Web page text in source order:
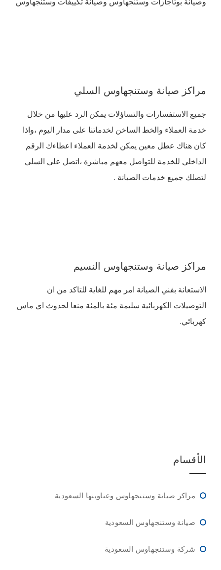
مراكز صيانة وستنجهاوس السلي
جميع الاستفسارات والتساؤلات يمكن الرد عليها من خلال
خدمة العملاء والخط الساخن لخدماتنا على مدار اليوم ،واذا
كان هناك عطل معين يمكن لخدمة العملاء اعطاءك الرقم
الداخلي للخدمة للتواصل معهم مباشرة ،اتصل على السلي
لتصلك جميع خدمات الصيانة .
مراكز صيانة وستنجهاوس النسيم
الاستعانة بفني الصيانة امر مهم للغاية للتاكد من ان
التوصيلات الكهربائية سليمة مئة بالمئة منعا لحدوث اي ماس
كهربائي.
الأقسام
مراكز صيانة وستنجهاوس وعناوينها السعودية
صيانة وستنجهاوس السعودية
شركة وستنجهاوس السعودية